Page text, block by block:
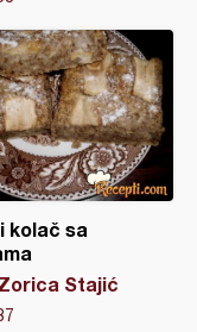
kolač sa
Stajić